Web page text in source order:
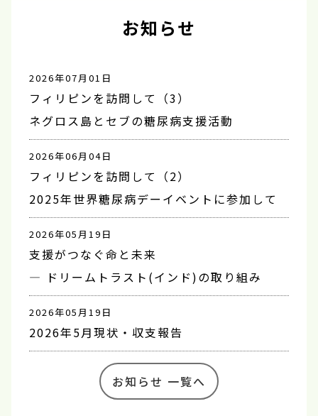
お知らせ
2026年07月01日
フィリピンを訪問して（3）
ネグロス島とセブの糖尿病支援活動
2026年06月04日
フィリピンを訪問して（2）
2025年世界糖尿病デーイベントに参加して
2026年05月19日
支援がつなぐ命と未来
― ドリームトラスト(インド)の取り組み
2026年05月19日
2026年5月現状・収支報告
お知らせ 一覧へ